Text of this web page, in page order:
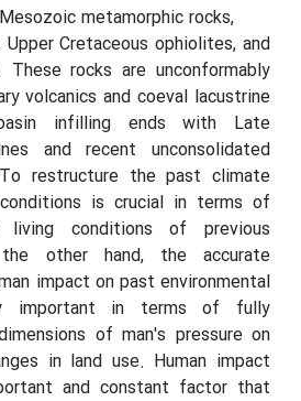
metamorphic rocks,
Cretaceous ophiolites, and
rocks are unconformably
volcanics and coeval lacustrine
infilling ends with Late
and recent unconsolidated
restructure the past climate
is crucial in terms of
living conditions of previous
other hand, the accurate
impact on past environmental
important in terms of fully
of man's pressure on
in land use. Human impact
and constant factor that